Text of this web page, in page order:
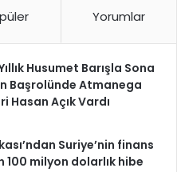
Yorumlar
Husumet Barışla Sona
Başrolünde Atmanega
Hasan Açık Vardı
Suriye’nin finans
100 milyon dolarlık hibe